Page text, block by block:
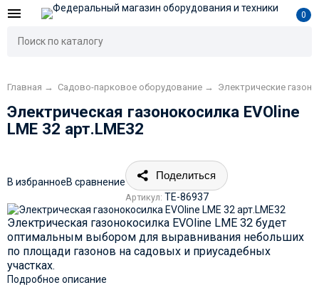
0
Главная → Садово-парковое оборудование → Электрические
Электрическая газонокосилка EVOline
LME 32 арт.LME32
В избранноеВ сравнение
Поделиться
Артикул: TE-86937
Электрическая газонокосилка EVOline LME 32 будет
оптимальным выбором для выравнивания небольших
по площади газонов на садовых и приусадебных
участках.
Подробное описание